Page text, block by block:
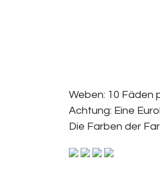
Weben: 10 Fäden
Achtung: Eine
Die Farben der